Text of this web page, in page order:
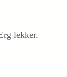
lekker.